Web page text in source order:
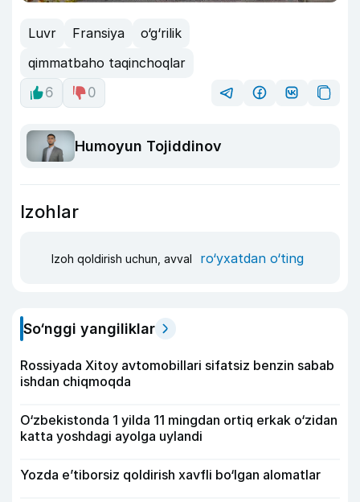
Luvr Fransiya
o‘g‘rilik
qimmatbaho taqinchoqlar
6
0
Humoyun Tojiddinov
Izohlar
Izoh qoldirish uchun, avval ro‘yxatdan o‘ting
So‘nggi yangiliklar
Rossiyada Xitoy avtomobillari sifatsiz benzin sabab
ishdan chiqmoqda
O‘zbekistonda 1 yilda 11 mingdan ortiq erkak o‘zidan
katta yoshdagi ayolga uylandi
Yozda e’tiborsiz qoldirish xavfli bo‘lgan alomatlar